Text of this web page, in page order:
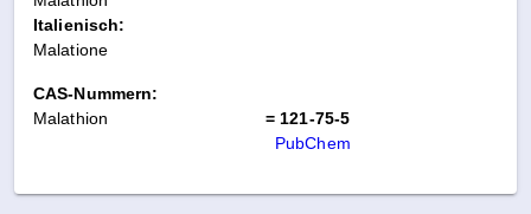
Italienisch:
Malatione
CAS-Nummern:
Malathion
= 121-75-5
PubChem